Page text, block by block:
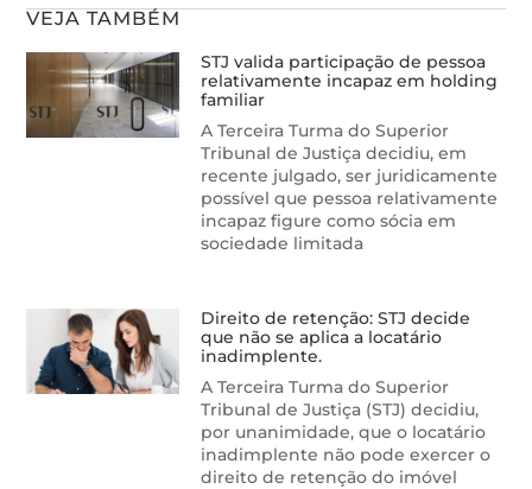
VEJA TAMBÉM
STJ valida participação de pessoa
relativamente incapaz em holding
familiar
A Terceira Turma do Superior
Tribunal de Justiça decidiu, em
recente julgado, ser juridicamente
possível que pessoa relativamente
incapaz figure como sócia em
sociedade limitada
Direito de retenção: STJ decide
que não se aplica a locatário
inadimplente.
A Terceira Turma do Superior
Tribunal de Justiça (STJ) decidiu,
por unanimidade, que o locatário
inadimplente não pode exercer o
direito de retenção do imóvel